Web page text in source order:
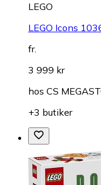
LEGO
LEGO Icons
fr.
3 999 kr
hos CS
+3 butiker